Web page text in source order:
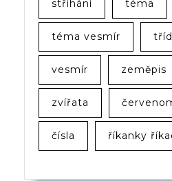
stříhání téma
téma vesmír
vesmír zeměpis
zvířata
čísla říkanky